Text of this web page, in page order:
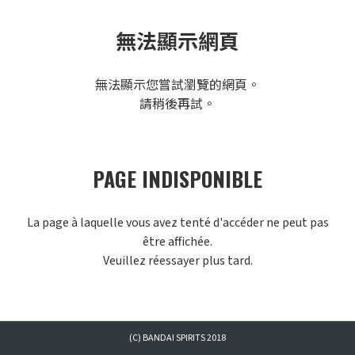
無法顯示網頁
無法顯示您嘗試瀏覽的網頁。
請稍後再試。
PAGE INDISPONIBLE
La page à laquelle vous avez tenté d'accéder ne peut pas
être affichée.
Veuillez réessayer plus tard.
(C) BANDAI SPIRITS 2018